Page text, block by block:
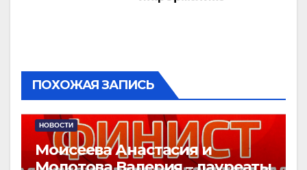
ПОХОЖАЯ ЗАПИСЬ
НОВОСТИ
Моисеева Анастасия и